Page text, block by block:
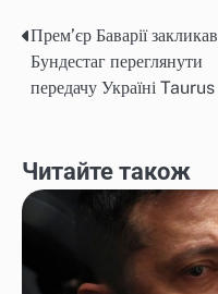
Навігація
записів
Прем’єр Баварії закликав
Бундестаг переглянути
передачу Україні Taurus
Читайте також